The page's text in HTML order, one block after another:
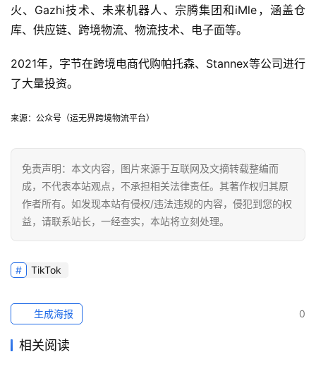
火、Gazhi技术、未来机器人、宗腾集团和iMle，涵盖仓
库、供应链、跨境物流、物流技术、电子面等。
2021年，字节在跨境电商代购帕托森、Stannex等公司进行
了大量投资。
来源：公众号（运无界跨境物流平台）
免责声明：本文内容，图片来源于互联网及文摘转载整编而
成，不代表本站观点，不承担相关法律责任。其著作权归其原
作者所有。如发现本站有侵权/违法违规的内容，侵犯到您的权
益，请联系站长，一经查实，本站将立刻处理。
TikTok
0
生成海报
相关阅读